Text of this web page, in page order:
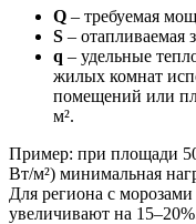
Q – требуемая
S – отапливаемая
q – удельные
жилых комнат
помещений или
м².
Пример: при площади
Вт/м²) минимальная
Для региона с
увеличивают на